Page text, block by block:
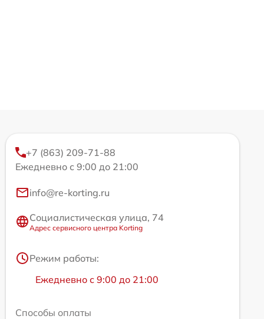
+7 (863) 209-71-88
Ежедневно с 9:00 до 21:00
info@re-korting.ru
Социалистическая улица, 74
Адрес сервисного центра Korting
Режим работы:
Ежедневно с 9:00 до 21:00
Способы оплаты